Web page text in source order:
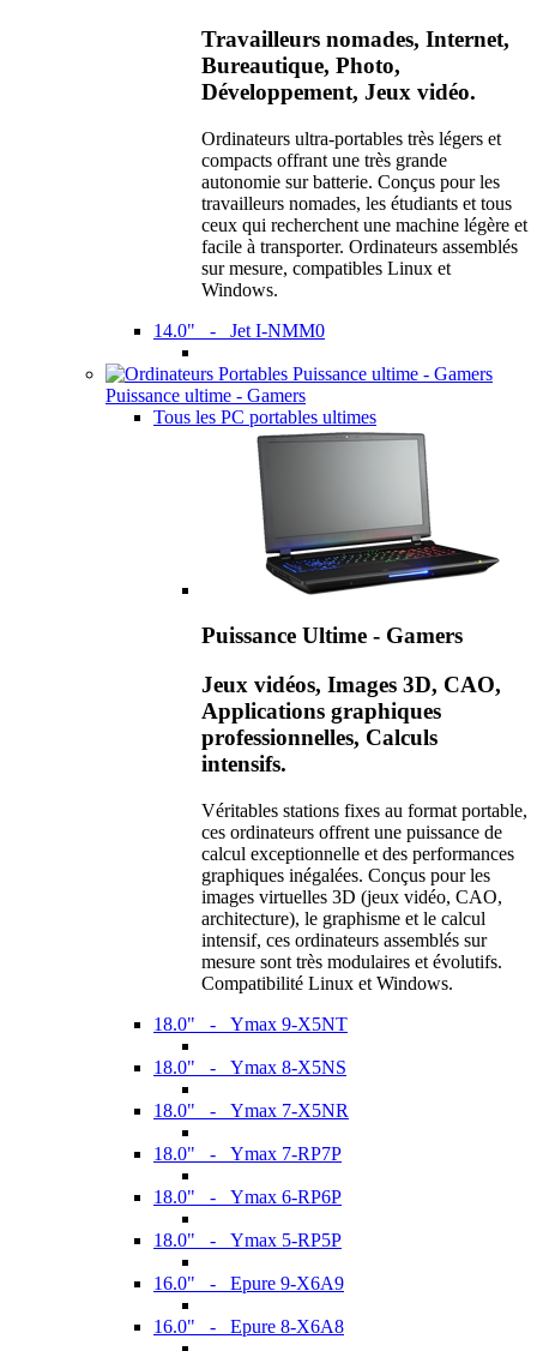
Travailleurs nomades, Internet,
Bureautique, Photo,
Développement, Jeux vidéo.
Ordinateurs ultra-portables très légers et
compacts offrant une très grande
autonomie sur batterie. Conçus pour les
travailleurs nomades, les étudiants et tous
ceux qui recherchent une machine légère et
facile à transporter. Ordinateurs assemblés
sur mesure, compatibles Linux et
Windows.
14.0" - Jet I-NMM0
Puissance ultime - Gamers
Tous les PC portables ultimes
Puissance Ultime - Gamers
Jeux vidéos, Images 3D, CAO,
Applications graphiques
professionnelles, Calculs
intensifs.
Véritables stations fixes au format portable,
ces ordinateurs offrent une puissance de
calcul exceptionnelle et des performances
graphiques inégalées. Conçus pour les
images virtuelles 3D (jeux vidéo, CAO,
architecture), le graphisme et le calcul
intensif, ces ordinateurs assemblés sur
mesure sont très modulaires et évolutifs.
Compatibilité Linux et Windows.
18.0" - Ymax 9-X5NT
18.0" - Ymax 8-X5NS
18.0" - Ymax 7-X5NR
18.0" - Ymax 7-RP7P
18.0" - Ymax 6-RP6P
18.0" - Ymax 5-RP5P
16.0" - Epure 9-X6A9
16.0" - Epure 8-X6A8